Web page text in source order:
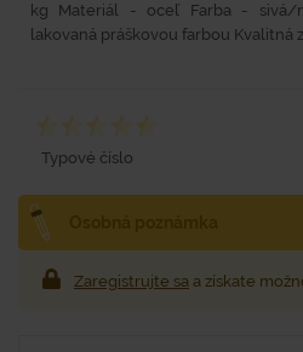
kg Materiál - oceľ Farba - sivá/
lakovaná práškovou farbou Kvalitná
Typové číslo
Zaregistrujte sa a získate